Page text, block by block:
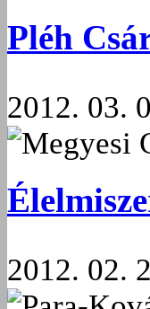
Pléh
2012. 03.
Megyesi
2012. 02.